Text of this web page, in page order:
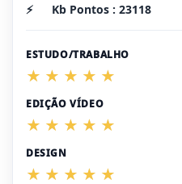
⚡
Kb Pontos : 23118
ESTUDO/TRABALHO
EDIÇÃO VÍDEO
DESIGN